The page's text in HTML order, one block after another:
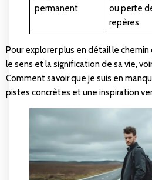
permanent
ou perte
repères
Pour explorer plus en détail le
le sens et la signification de sa vie,
Comment savoir que je suis en
pistes concrètes et une inspiration